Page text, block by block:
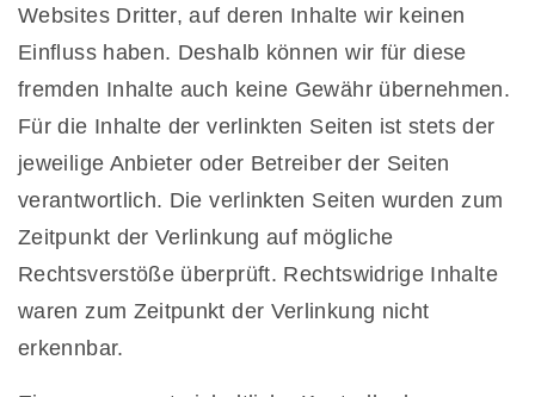
Websites Dritter, auf deren Inhalte wir keinen
Einfluss haben. Deshalb können wir für diese
fremden Inhalte auch keine Gewähr übernehmen.
Für die Inhalte der verlinkten Seiten ist stets der
jeweilige Anbieter oder Betreiber der Seiten
verantwortlich. Die verlinkten Seiten wurden zum
Zeitpunkt der Verlinkung auf mögliche
Rechtsverstöße überprüft. Rechtswidrige Inhalte
waren zum Zeitpunkt der Verlinkung nicht
erkennbar.